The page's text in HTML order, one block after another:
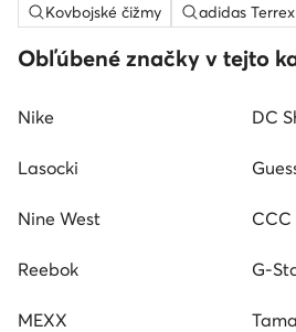
Kovbojské čižmy adidas
Obľúbené značky v tejto
Nike DC
Lasocki
Nine West CCC
Reebok G-
MEXX